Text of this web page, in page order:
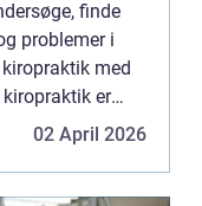
finde
problemer i
med
er
at gensk...
02 April 2026